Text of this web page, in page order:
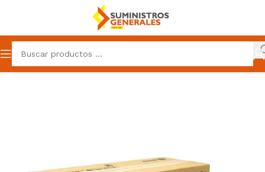
Inicio Suministros Toner